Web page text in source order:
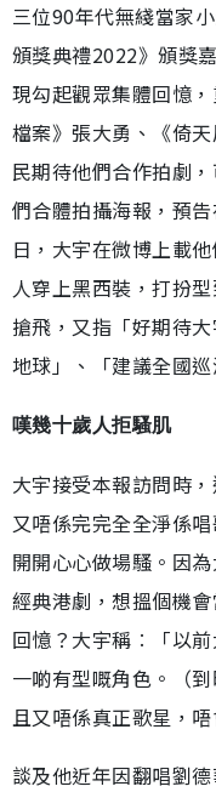
三位90年代無綫當家
頒獎典禮2022》頒獎
現勾起觀眾集體回憶
檔案》張大勇、《倚
民期待他們合作拍劇
們合體拍攝海報，預
日，大宇在微博上載
人穿上黑西裝，打扮
搶飛，又指「好期待
地球」、「建議全國巡
嘆幾十歲人拒騷肌
大宇接受本報訪問時
又唔係完完全全淨係
開開心心做場騷。因
經典港劇，想搵個機
回憶？大宇稱︰「以
一啲有型嘅角色。（
且又唔係真正歌星，唔
談及他近年因翻唱劉